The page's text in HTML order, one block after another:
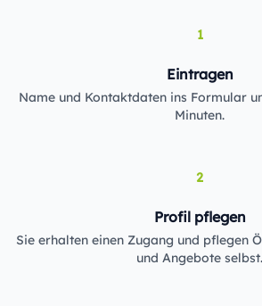
1
Eintragen
Name und Kontaktdaten ins Formular
Minuten.
2
Profil pflegen
Sie erhalten einen Zugang und pflegen
und Angebote selbst.